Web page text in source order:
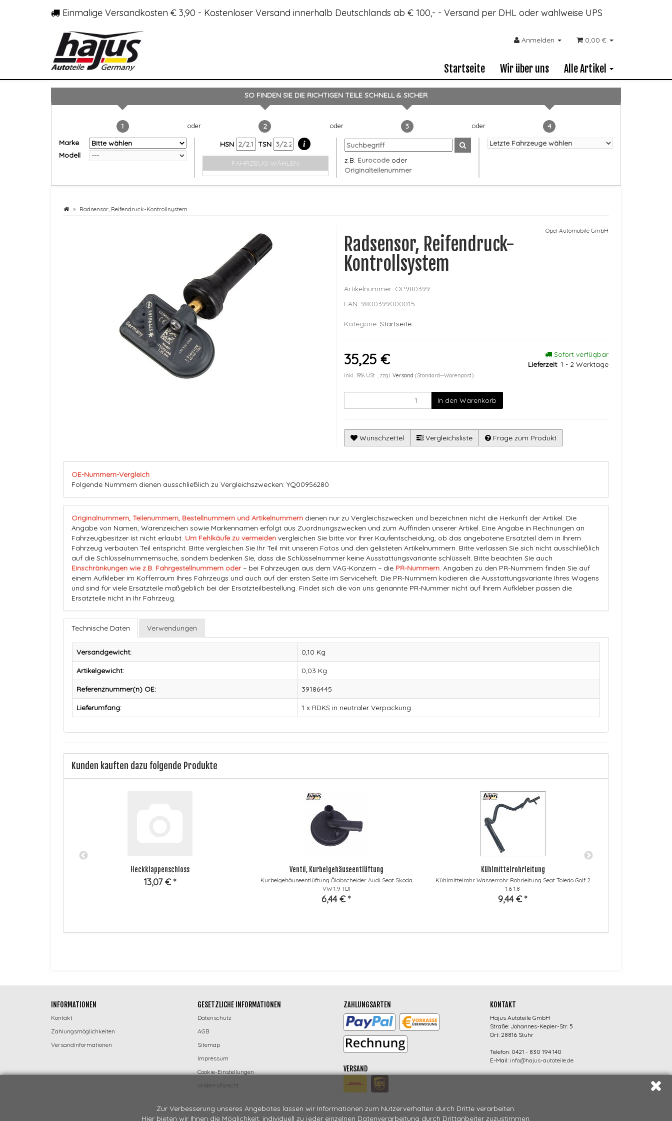
Einmalige Versandkosten € 3,90 - Kostenloser Versand innerhalb Deutschlands ab € 100,- - Versand per DHL oder wahlweise UPS
Anmelden 0,00 €
Startseite Wir über uns Alle Artikel
SO FINDEN SIE DIE RICHTIGEN TEILE SCHNELL & SICHER
1
Marke
Modell
2
HSN
TSN i
FAHRZEUG WÄHLEN
3
z.B. Eurocode oder
Originalteilenummer
4
Zur Verbesserung unseres Angebotes lassen wir Informationen zum Nutzerverhalten durch Dritte verarbeiten.
Hier bieten wir Ihnen die Möglichkeit, individuell zu jeder einzelnen Datenverarbeitung durch Drittanbeiter zuzustimmen.
Radsensor, Reifendruck-Kontrollsystem
Opel Automobile GmbH
Radsensor, Reifendruck-
Kontrollsystem
Artikelnummer: OP980399
EAN: 9800399000015
Kategorie: Startseite
35,25 €
inkl. 19% USt. , zzgl. Versand (Standard--Warenpost)
Sofort verfügbar
Lieferzeit: 1 - 2 Werktage
In den Warenkorb
Wunschzettel Vergleichsliste Frage zum Produkt
OE-Nummern-Vergleich
Folgende Nummern dienen ausschließlich zu Vergleichszwecken: YQ00956280
Originalnummern, Teilenummern, Bestellnummern und Artikelnummern dienen nur zu Vergleichszwecken und bezeichnen nicht die Herkunft der Artikel. Die
Angabe von Namen, Warenzeichen sowie Markennamen erfolgt aus Zuordnungszwecken und zum Auffinden unserer Artikel. Eine Angabe in Rechnungen an
Fahrzeugbesitzer ist nicht erlaubt. Um Fehlkäufe zu vermeiden vergleichen Sie bitte vor Ihrer Kaufentscheidung, ob das angebotene Ersatzteil dem in Ihrem
Fahrzeug verbauten Teil entspricht. Bitte vergleichen Sie Ihr Teil mit unseren Fotos und den gelisteten Artikelnummern. Bitte verlassen Sie sich nicht ausschließlich
auf die Schlüsselnummernsuche, sondern bedenken Sie, dass die Schlüsselnummer keine Ausstattungsvariante schlüsselt. Bitte beachten Sie auch
Einschränkungen wie z.B. Fahrgestellnummern oder− bei Fahrzeugen aus dem VAG-Konzern − die PR-Nummern. Angaben zu den PR-Nummern finden Sie auf
einem Aufkleber im Kofferraum Ihres Fahrzeugs und auch auf der ersten Seite im Serviceheft. Die PR-Nummern kodieren die Ausstattungsvariante Ihres Wagens
und sind für viele Ersatzteile maßgeblich bei der Ersatzteilbestellung. Findet sich die von uns genannte PR-Nummer nicht auf Ihrem Aufkleber passen die
Ersatzteile nicht in Ihr Fahrzeug.
Technische Daten Verwendungen
Versandgewicht: 0,10 Kg
Artikelgewicht: 0,03 Kg
Referenznummer(n) OE: 39186445
Lieferumfang: 1 x RDKS in neutraler Verpackung
Kunden kauften dazu folgende Produkte
Heckklappenschloss
13,07 € *
Ventil, Kurbelgehäuseentlüftung
Kurbelgehäuseentlüftung Ölabscheider Audi Seat Skoda
VW 1.9 TDI
6,44 € *
Kühlmittelrohrleitung
Kühlmittelrohr Wasserrohr Rohrleitung Seat Toledo Golf 2
1.6 1.8
9,44 € *
INFORMATIONEN
Kontakt
Zahlungsmöglichkeiten
Versandinformationen
GESETZLICHE INFORMATIONEN
Datenschutz
AGB
Sitemap
Impressum
Cookie-Einstellungen
Widerrufsrecht
ZAHLUNGSARTEN
VERSAND
KONTAKT
Hajus Autoteile GmbH
Straße: Johannes-Kepler-Str. 5
Ort: 28816 Stuhr
Telefon: 0421 - 830 194 140
E-Mail: info@hajus-autoteile.de